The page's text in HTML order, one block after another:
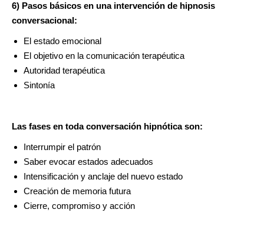
6) Pasos básicos en una intervención de hipnosis
conversacional:
El estado emocional
El objetivo en la comunicación terapéutica
Autoridad terapéutica
Sintonía
Las fases en toda conversación hipnótica son:
Interrumpir el patrón
Saber evocar estados adecuados
Intensificación y anclaje del nuevo estado
Creación de memoria futura
Cierre, compromiso y acción